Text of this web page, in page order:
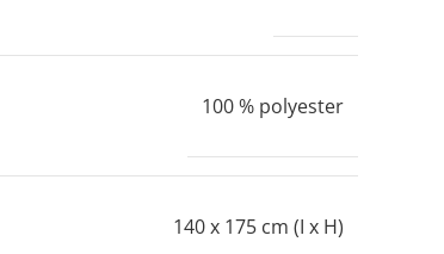
100 % polyester
140 x 175 cm (I x H)